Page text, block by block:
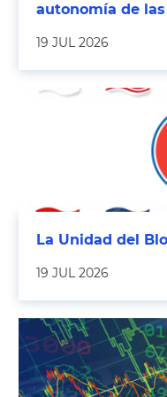
autonomía de
19 JUL 2026
La Unidad del
19 JUL 2026